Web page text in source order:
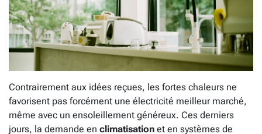
Contrairement aux idées reçues, les fortes chaleurs ne
favorisent pas forcément une électricité meilleur marché,
même avec un ensoleillement généreux. Ces derniers
jours, la demande en climatisation et en systèmes de